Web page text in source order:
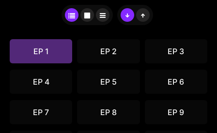
EP 1 EP 2 EP 3
EP 4 EP 5 EP 6
EP 7 EP 8 EP 9